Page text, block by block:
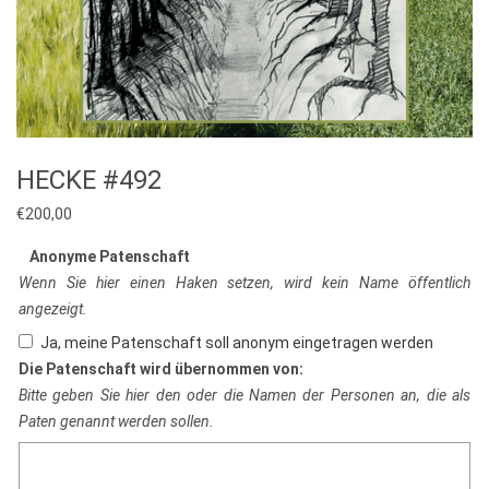
HECKE #492
€200,00
Anonyme Patenschaft
Wenn Sie hier einen Haken setzen, wird kein Name öffentlich
angezeigt.
Ja, meine Patenschaft soll anonym eingetragen werden
Die Patenschaft wird übernommen von:
Bitte geben Sie hier den oder die Namen der Personen an, die als
Paten genannt werden sollen.